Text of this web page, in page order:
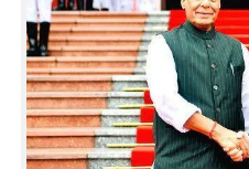
INFO+
ART